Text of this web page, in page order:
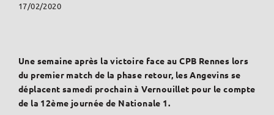
17/02/2020
Une semaine après la victoire face au CPB Rennes lors
du premier match de la phase retour, les Angevins se
déplacent samedi prochain à Vernouillet pour le compte
de la 12ème journée de Nationale 1.